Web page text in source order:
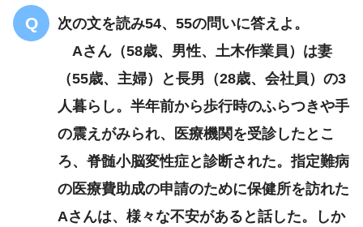
り、話を聞くことができた
C市で暮らす姉とは疎遠になっている
1万円程度
統合失調症
次の文を読み54、55の問いに答えよ。
Aさん（58歳、男性、土木作業員）は妻
（55歳、主婦）と長男（28歳、会社員）の3
人暮らし。半年前から歩行時のふらつきや手
の震えがみられ、医療機関を受診したとこ
ろ、脊髄小脳変性症と診断された。指定難病
の医療費助成の申請のために保健所を訪れた
Aさんは、様々な不安があると話した。しか